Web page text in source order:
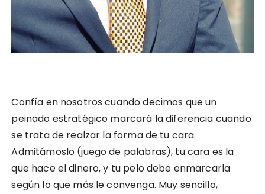
Confía en nosotros cuando decimos que un
peinado estratégico marcará la diferencia cuando
se trata de realzar la forma de tu cara.
Admitámoslo (juego de palabras), tu cara es la
que hace el dinero, y tu pelo debe enmarcarla
según lo que más le convenga. Muy sencillo,